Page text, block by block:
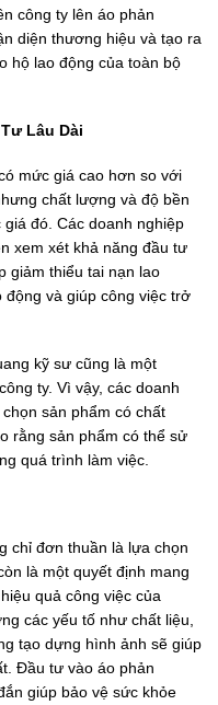
công ty lên áo phản
diện thương hiệu và tạo ra
hộ lao động của toàn bộ
Lâu Dài
mức giá cao hơn so với
chất lượng và độ bền
đó. Các doanh nghiệp
xem xét khả năng đầu tư
giảm thiểu tai nạn lao
và giúp công việc trở
kỹ sư cũng là một
ty. Vì vậy, các doanh
sản phẩm có chất
rằng sản phẩm có thể sử
quá trình làm việc.
chỉ đơn thuần là lựa chọn
là một quyết định mang
quả công việc của
các yếu tố như chất liệu,
tạo dựng hình ảnh sẽ giúp
Đầu tư vào áo phản
giúp bảo vệ sức khỏe